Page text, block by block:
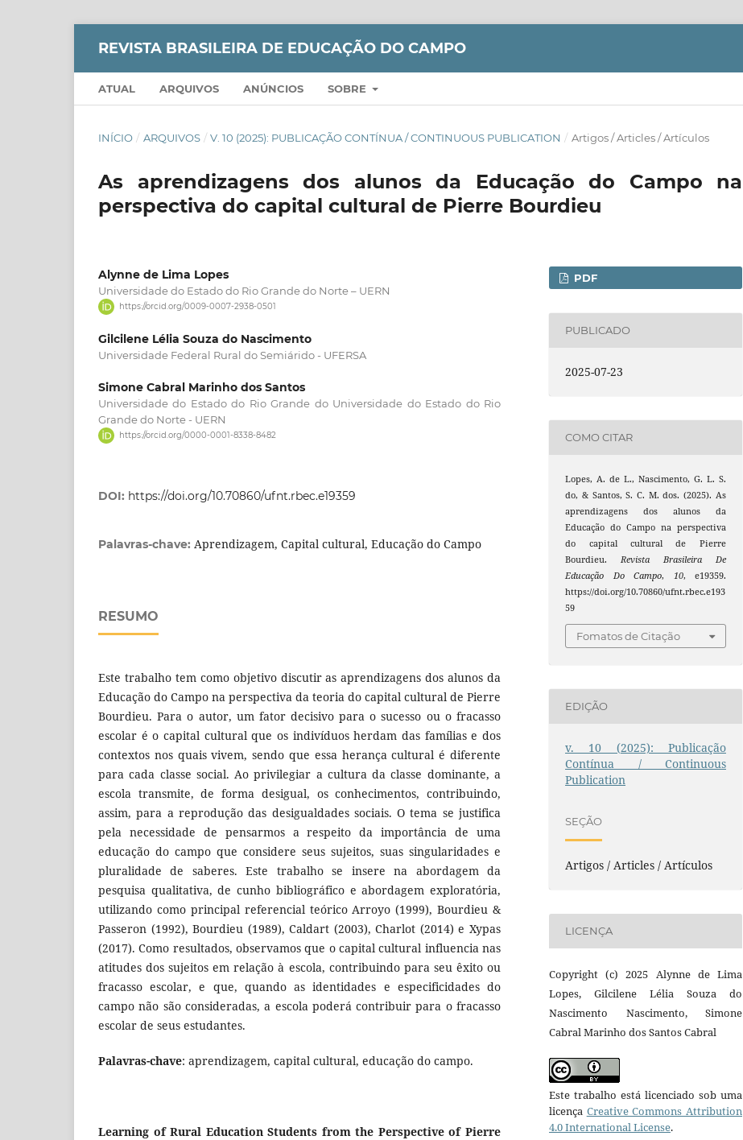
REVISTA BRASILEIRA DE EDUCAÇÃO DO CAMPO
ATUAL ARQUIVOS ANÚNCIOS SOBRE
INÍCIO / ARQUIVOS / V. 10 (2025): PUBLICAÇÃO CONTÍNUA / CONTINUOUS PUBLICATION / Artigos / Articles / Artículos
As aprendizagens dos alunos da Educação do Campo na
perspectiva do capital cultural de Pierre Bourdieu
Alynne de Lima Lopes
Universidade do Estado do Rio Grande do Norte – UERN
https://orcid.org/0009-0007-2938-0501
Gilcilene Lélia Souza do Nascimento
Universidade Federal Rural do Semiárido - UFERSA
Simone Cabral Marinho dos Santos
Universidade do Estado do Rio Grande do Universidade do Estado do Rio
Grande do Norte - UERN
https://orcid.org/0000-0001-8338-8482
DOI: https://doi.org/10.70860/ufnt.rbec.e19359
Palavras-chave: Aprendizagem, Capital cultural, Educação do Campo
RESUMO
Este trabalho tem como objetivo discutir as aprendizagens dos alunos da
Educação do Campo na perspectiva da teoria do capital cultural de Pierre
Bourdieu. Para o autor, um fator decisivo para o sucesso ou o fracasso
escolar é o capital cultural que os indivíduos herdam das famílias e dos
contextos nos quais vivem, sendo que essa herança cultural é diferente
para cada classe social. Ao privilegiar a cultura da classe dominante, a
escola transmite, de forma desigual, os conhecimentos, contribuindo,
assim, para a reprodução das desigualdades sociais. O tema se justifica
pela necessidade de pensarmos a respeito da importância de uma
educação do campo que considere seus sujeitos, suas singularidades e
pluralidade de saberes. Este trabalho se insere na abordagem da
pesquisa qualitativa, de cunho bibliográfico e abordagem exploratória,
utilizando como principal referencial teórico Arroyo (1999), Bourdieu &
Passeron (1992), Bourdieu (1989), Caldart (2003), Charlot (2014) e Xypas
(2017). Como resultados, observamos que o capital cultural influencia nas
atitudes dos sujeitos em relação à escola, contribuindo para seu êxito ou
fracasso escolar, e que, quando as identidades e especificidades do
campo não são consideradas, a escola poderá contribuir para o fracasso
escolar de seus estudantes.
Palavras-chave: aprendizagem, capital cultural, educação do campo.
Learning of Rural Education Students from the Perspective of Pierre
PDF
PUBLICADO
2025-07-23
COMO CITAR
Lopes, A. de L., Nascimento, G. L. S.
do, & Santos, S. C. M. dos. (2025). As
aprendizagens dos alunos da
Educação do Campo na perspectiva
do capital cultural de Pierre
Bourdieu.Revista Brasileira De
Educação Do Campo, 10, e19359.
https://doi.org/10.70860/ufnt.rbec.e193
59
Fomatos de Citação
EDIÇÃO
v. 10 (2025): Publicação
Contínua / Continuous
Publication
SEÇÃO
Artigos / Articles / Artículos
LICENÇA
Copyright (c) 2025 Alynne de Lima
Lopes, Gilcilene Lélia Souza do
Nascimento Nascimento, Simone
Cabral Marinho dos Santos Cabral
Este trabalho está licenciado sob uma
licença Creative Commons Attribution
4.0 International License.